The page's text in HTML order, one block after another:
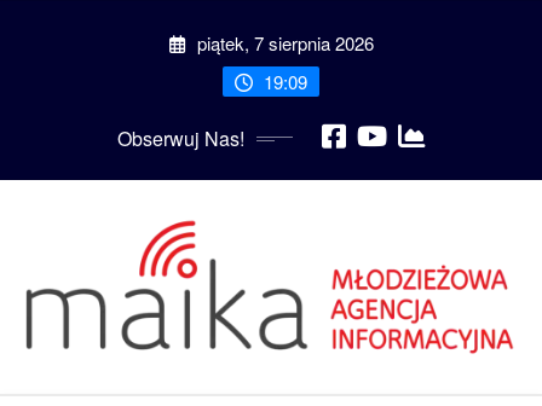
piątek, 7 sierpnia 2026
19:09
Obserwuj Nas!